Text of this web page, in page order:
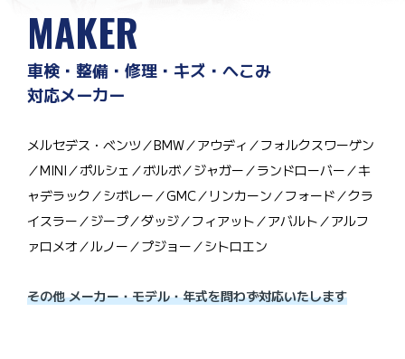
MAKER
車検・整備・修理・キズ・へこみ
対応メーカー
メルセデス・ベンツ／BMW／アウディ／フォルクスワーゲン
／MINI／ポルシェ／ボルボ／ジャガー／ランドローバー／キ
ャデラック／シボレー／GMC／リンカーン／フォード／クラ
イスラー／ジープ／ダッジ／フィアット／アバルト／アルフ
ァロメオ／ルノー／プジョー／シトロエン
その他 メーカー・モデル・年式を問わず対応いたします